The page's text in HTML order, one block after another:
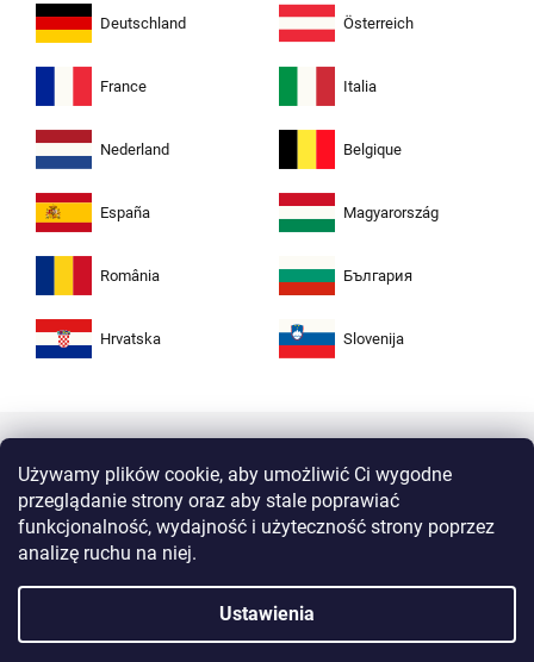
Używamy plików cookie, aby umożliwić Ci wygodne
przeglądanie strony oraz aby stale poprawiać
funkcjonalność, wydajność i użyteczność strony poprzez
analizę ruchu na niej.
Ustawienia
Deutschland Österreich
France Italia
Nederland Belgique
España Magyarország
România България
Hrvatska Slovenija
protokołowi HTTPS Twoje dane osobiste są